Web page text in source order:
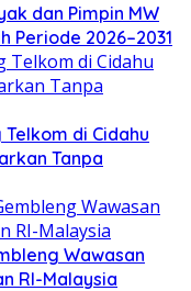
dan Pimpin MW
Periode 2026–2031
di Cidahu
Tanpa
Wawasan
RI-Malaysia